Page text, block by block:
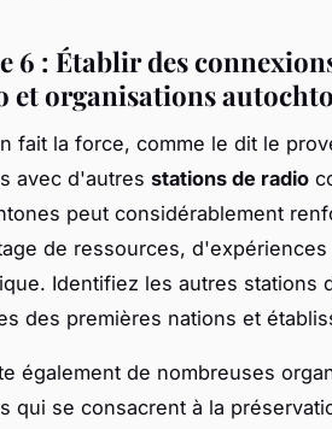
6 : Établir des
et organisations
fait la force, comme le dit le
avec d'autres stations de radio
peut considérablement
de ressources,
Identifiez les autres stations
des premières nations et
également de nombreuses
qui se consacrent à la